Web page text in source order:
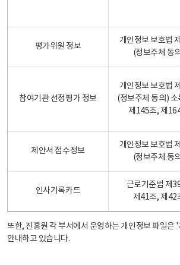
평가위원 정보
개인정보 보호법
(정보주체 동
참여기관 선정평가 정보
개인정보 보호법
(정보주체 동의) 소
제145조, 제
제안서 접수정보
개인정보 보호법
(정보주체 동
인사기록카드
근로기준법 제
제41조, 제42
또한, 진흥원 각 부서에서 운영하는 개인정보 파일은 '
안내하고 있습니다.